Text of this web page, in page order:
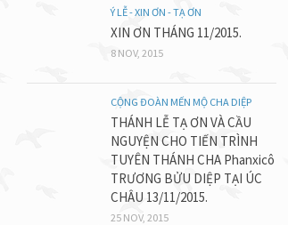
Ý LỄ - XIN ƠN - TẠ ƠN
XIN ƠN THÁNG 11/2015.
8 NOV, 2015
CỘNG ĐOÀN MẾN MỘ CHA DIỆP
THÁNH LỄ TẠ ƠN VÀ CẦU
NGUYỆN CHO TIẾN TRÌNH
TUYÊN THÁNH CHA Phanxicô
TRƯƠNG BỬU DIỆP TẠI ÚC
CHÂU 13/11/2015.
25 NOV, 2015